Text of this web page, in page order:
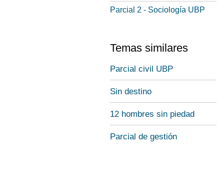
Parcial 2 - Sociología UBP
Temas similares
Parcial civil UBP
Sin destino
12 hombres sin piedad
Parcial de gestión